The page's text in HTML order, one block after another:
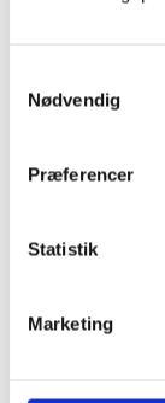
Nødvendig
Præferencer
Statistik
Marketing